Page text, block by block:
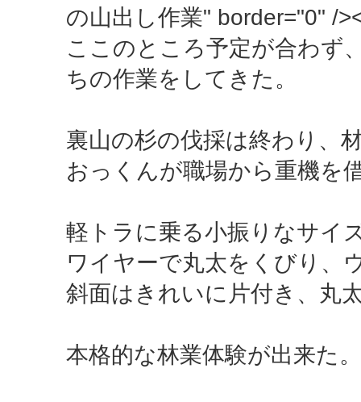
の山出し作業" border="0" /
ここのところ予定が合わず
ちの作業をしてきた。
裏山の杉の伐採は終わり、
おっくんが職場から重機を
軽トラに乗る小振りなサイ
ワイヤーで丸太をくびり、
斜面はきれいに片付き、丸
本格的な林業体験が出来た。